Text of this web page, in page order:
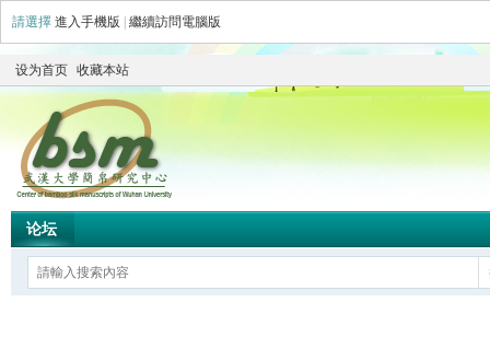
請選擇 進入手機版 繼續訪問電腦版
设为首页 收藏本站
论坛